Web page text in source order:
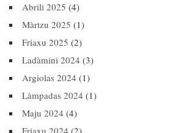
Abrili 2025 (4)
Màrtzu 2025 (1)
Friaxu 2025 (2)
Ladàmini 2024 (3)
Argiolas 2024 (1)
Làmpadas 2024 (1)
Maju 2024 (4)
Friaxu 2024 (2)